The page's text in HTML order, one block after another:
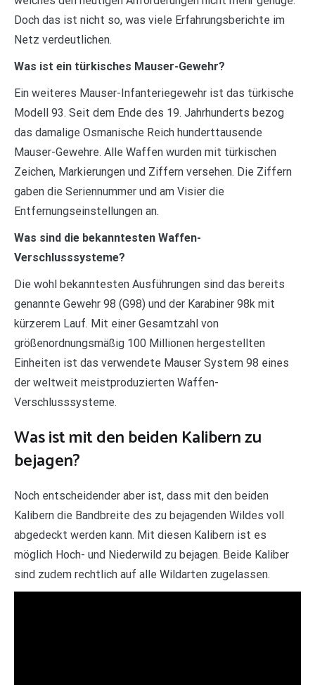
Doch das ist nicht so, was viele Erfahrungsberichte im
Netz verdeutlichen.
Was ist ein türkisches Mauser-Gewehr?
Ein weiteres Mauser-Infanteriegewehr ist das türkische
Modell 93. Seit dem Ende des 19. Jahrhunderts bezog
das damalige Osmanische Reich hunderttausende
Mauser-Gewehre. Alle Waffen wurden mit türkischen
Zeichen, Markierungen und Ziffern versehen. Die Ziffern
gaben die Seriennummer und am Visier die
Entfernungseinstellungen an.
Was sind die bekanntesten Waffen-
Verschlusssysteme?
Die wohl bekanntesten Ausführungen sind das bereits
genannte Gewehr 98 (G98) und der Karabiner 98k mit
kürzerem Lauf. Mit einer Gesamtzahl von
größenordnungsmäßig 100 Millionen hergestellten
Einheiten ist das verwendete Mauser System 98 eines
der weltweit meistproduzierten Waffen-
Verschlusssysteme.
Was ist mit den beiden Kalibern zu
bejagen?
Noch entscheidender aber ist, dass mit den beiden
Kalibern die Bandbreite des zu bejagenden Wildes voll
abgedeckt werden kann. Mit diesen Kalibern ist es
möglich Hoch- und Niederwild zu bejagen. Beide Kaliber
sind zudem rechtlich auf alle Wildarten zugelassen.